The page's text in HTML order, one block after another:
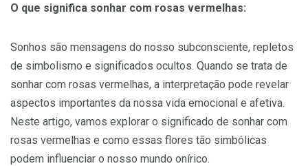
O que significa sonhar com rosas vermelhas:
Sonhos são mensagens do nosso subconsciente, repletos
de simbolismo e significados ocultos. Quando se trata de
sonhar com rosas vermelhas, a interpretação pode revelar
aspectos importantes da nossa vida emocional e afetiva.
Neste artigo, vamos explorar o significado de sonhar com
rosas vermelhas e como essas flores tão simbólicas
podem influenciar o nosso mundo onírico.